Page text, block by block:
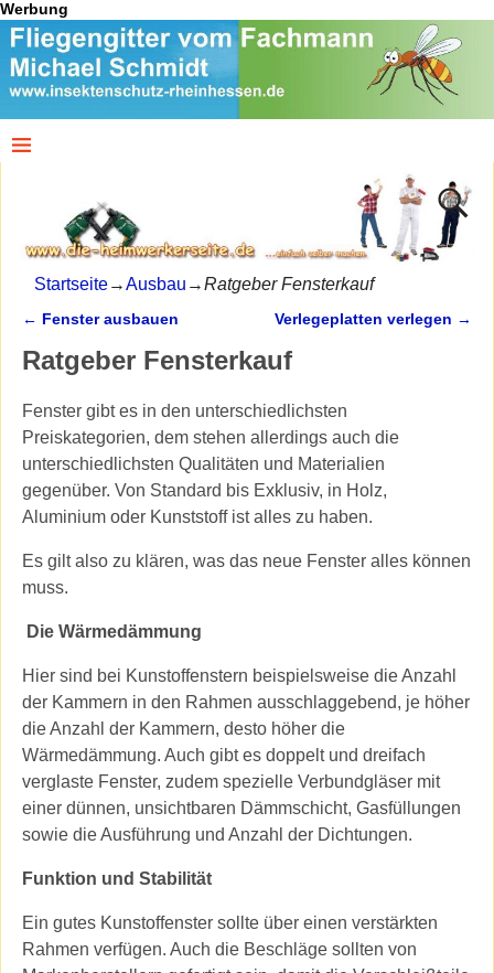
Werbung
Startseite→Ausbau →Ratgeber Fensterkauf
← Fenster ausbauen Verlegeplatten verlegen →
Ratgeber Fensterkauf
Fenster gibt es in den unterschiedlichsten
Preiskategorien, dem stehen allerdings auch die
unterschiedlichsten Qualitäten und Materialien
gegenüber. Von Standard bis Exklusiv, in Holz,
Aluminium oder Kunststoff ist alles zu haben.
Es gilt also zu klären, was das neue Fenster alles können
muss.
Die Wärmedämmung
Hier sind bei Kunstoffenstern beispielsweise die Anzahl
der Kammern in den Rahmen ausschlaggebend, je höher
die Anzahl der Kammern, desto höher die
Wärmedämmung. Auch gibt es doppelt und dreifach
verglaste Fenster, zudem spezielle Verbundgläser mit
einer dünnen, unsichtbaren Dämmschicht, Gasfüllungen
sowie die Ausführung und Anzahl der Dichtungen.
Funktion und Stabilität
Ein gutes Kunstoffenster sollte über einen verstärkten
Rahmen verfügen. Auch die Beschläge sollten von